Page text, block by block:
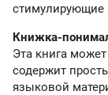
Книжка-
Эта книга
содержит
языковой